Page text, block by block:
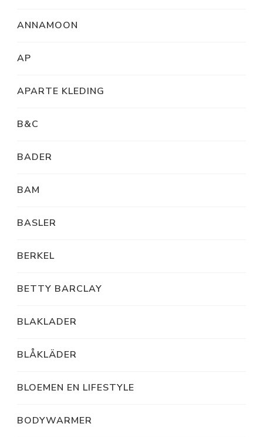
ANNAMOON
AP
APARTE KLEDING
B&C
BADER
BAM
BASLER
BERKEL
BETTY BARCLAY
BLAKLADER
BLÅKLÄDER
BLOEMEN EN LIFESTYLE
BODYWARMER